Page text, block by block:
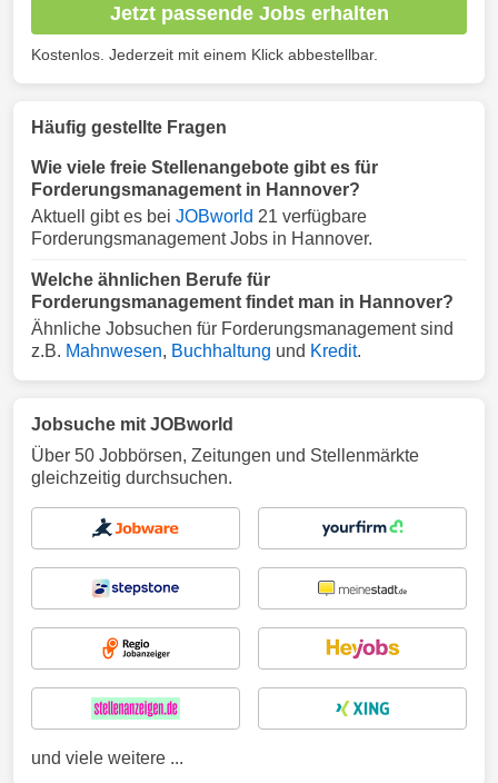
Jetzt passende Jobs erhalten
Kostenlos. Jederzeit mit einem Klick abbestellbar.
Häufig gestellte Fragen
Wie viele freie Stellenangebote gibt es für
Forderungsmanagement in Hannover?
Aktuell gibt es bei JOBworld 21 verfügbare
Forderungsmanagement Jobs in Hannover.
Welche ähnlichen Berufe für
Forderungsmanagement findet man in Hannover?
Ähnliche Jobsuchen für Forderungsmanagement sind
z.B. Mahnwesen, Buchhaltung und Kredit.
Jobsuche mit JOBworld
Über 50 Jobbörsen, Zeitungen und Stellenmärkte
gleichzeitig durchsuchen.
und viele weitere ...